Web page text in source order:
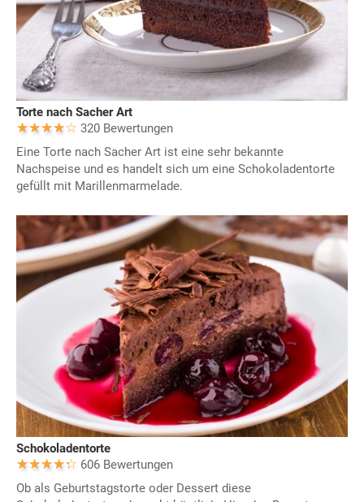
Torte nach Sacher Art
320 Bewertungen
Eine Torte nach Sacher Art ist eine sehr bekannte
Nachspeise und es handelt sich um eine Schokoladentorte
gefüllt mit Marillenmarmelade.
Schokoladentorte
606 Bewertungen
Ob als Geburtstagstorte oder Dessert diese